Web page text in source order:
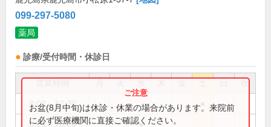
099-297-5080
薬局
診療/受付時間・休診日
祝
8:00～12:30
8:00～16:00 ●
お盆(8月中旬)は休診・休業の場合があります。来院前
に必ず医療機関に直接ご確認ください。